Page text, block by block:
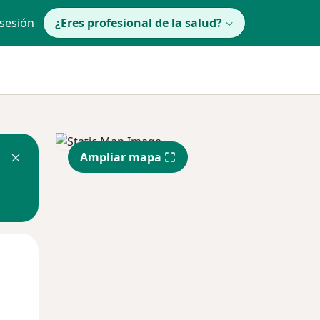
¿Eres profesional de la salud?
Ampliar mapa